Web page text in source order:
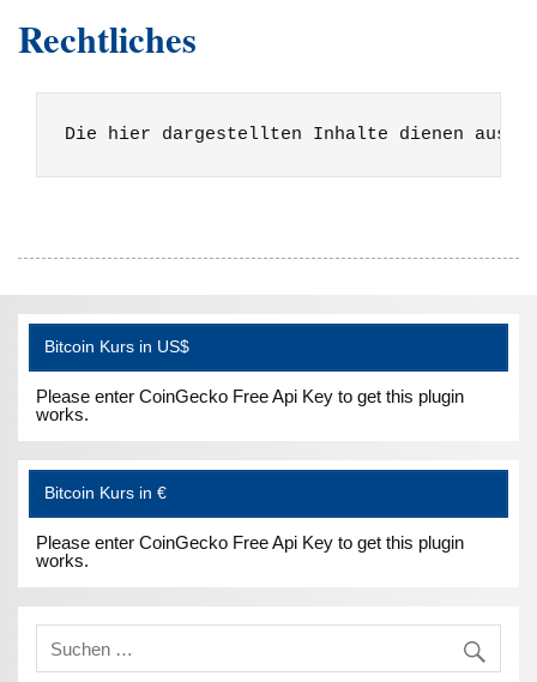
Rechtliches
Die hier dargestellten Inhalte dienen
Bitcoin Kurs in US$
Please enter CoinGecko Free Api Key to get this plugin
works.
Bitcoin Kurs in €
Please enter CoinGecko Free Api Key to get this plugin
works.